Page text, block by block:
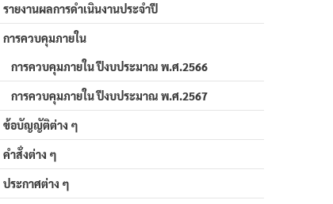
รายงานผลการดำเนินงานประจำปี
การควบคุมภายใน
การควบคุมภายใน ปีงบประมาณ พ.ศ.2566
การควบคุมภายใน ปีงบประมาณ พ.ศ.2567
ข้อบัญญัติต่าง ๆ
คำสั่งต่าง ๆ
ประกาศต่าง ๆ